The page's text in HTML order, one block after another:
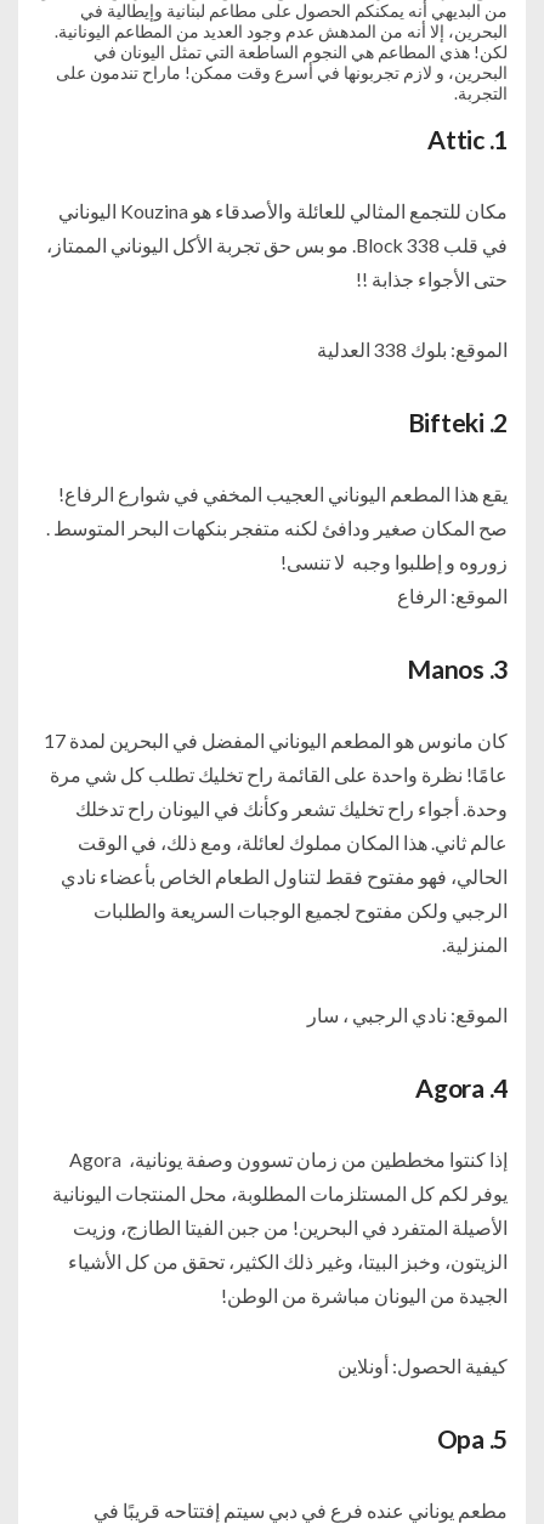
من البديهي أنه يمكنكم الحصول على مطاعم لبنانية وإيطالية في
البحرين، إلا أنه من المدهش عدم وجود العديد من المطاعم اليونانية.
لكن! هذي المطاعم هي النجوم الساطعة التي تمثل اليونان في
البحرين، و لازم تجربونها في أسرع وقت ممكن! ماراح تندمون على
التجربة.
1.
Attic
مكان للتجمع المثالي للعائلة والأصدقاء هو Kouzina اليوناني
في قلب Block 338. مو بس حق تجربة الأكل اليوناني الممتاز،
حتى الأجواء جذابة !!
الموقع: بلوك 338 العدلية
2.
Bifteki
يقع هذا المطعم اليوناني العجيب المخفي في شوارع الرفاع!
صح المكان صغير ودافئ لكنه متفجر بنكهات البحر المتوسط ​.
زوروه و إطلبوا وجبه لا تنسى!
الموقع: الرفاع
3.
Manos
كان مانوس هو المطعم اليوناني المفضل في البحرين لمدة 17
عامًا! نظرة واحدة على القائمة راح تخليك تطلب كل شي مرة
وحدة. أجواء راح تخليك تشعر وكأنك في اليونان راح تدخلك
عالم ثاني. هذا المكان مملوك لعائلة، ومع ذلك، في الوقت
الحالي، فهو مفتوح فقط لتناول الطعام الخاص بأعضاء نادي
الرجبي ولكن مفتوح لجميع الوجبات السريعة والطلبات
المنزلية.
الموقع: نادي الرجبي ، سار
4.
Agora
يوفر لكم كل المستلزمات المطلوبة، محل المنتجات اليونانية
الأصيلة المتفرد في البحرين! من جبن الفيتا الطازج، وزيت
الزيتون، وخبز البيتا، وغير ذلك الكثير، تحقق من كل الأشياء
الجيدة من اليونان ​​مباشرة من الوطن!
كيفية الحصول: أونلاين
5.
Opa
مطعم يوناني عنده فرع في دبي سيتم إفتتاحه قريبًا في